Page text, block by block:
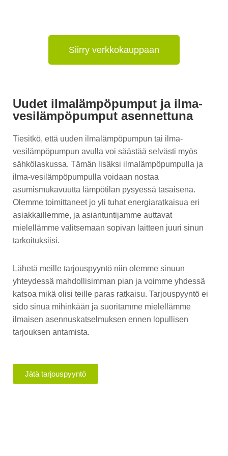
Siirry verkkokauppaan
Uudet ilmalämpöpumput ja ilma-
vesilämpöpumput asennettuna
Tiesitkö, että uuden ilmalämpöpumpun tai ilma-
vesilämpöpumpun avulla voi säästää selvästi myös
sähkölaskussa. Tämän lisäksi ilmalämpöpumpulla ja
ilma-vesilämpöpumpulla voidaan nostaa
asumismukavuutta lämpötilan pysyessä tasaisena.
Olemme toimittaneet jo yli tuhat energiaratkaisua eri
asiakkaillemme, ja asiantuntijamme auttavat
mielellämme valitsemaan sopivan laitteen juuri sinun
tarkoituksiisi.
Lähetä meille tarjouspyyntö niin olemme sinuun
yhteydessä mahdollisimman pian ja voimme yhdessä
katsoa mikä olisi teille paras ratkaisu. Tarjouspyyntö ei
sido sinua mihinkään ja suoritamme mielellämme
ilmaisen asennuskatselmuksen ennen lopullisen
tarjouksen antamista.
Jätä tarjouspyyntö